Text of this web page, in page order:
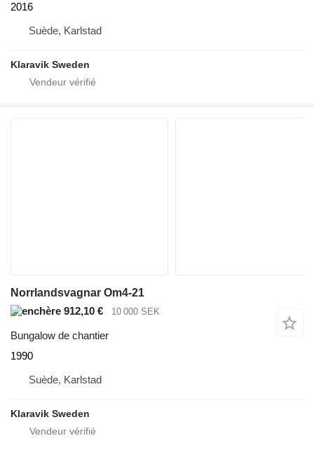
2016
Suède, Karlstad
Klaravik Sweden
Norrlandsvagnar Om4-21
912,10 €
10 000 SEK
Bungalow de chantier
1990
Suède, Karlstad
Klaravik Sweden